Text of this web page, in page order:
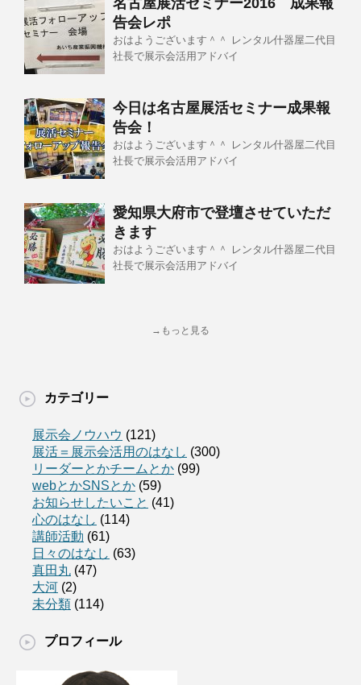
名古屋展活セミナー2016 成果報
告会レポ
おはようございます＾＾ レンタル什器屋二代目
社長で展示会活用アドバイ
今日は名古屋展活セミナー成果報
告会！
おはようございます＾＾ レンタル什器屋二代目
社長で展示会活用アドバイ
愛知県大府市で登壇させていただ
きます
おはようございます＾＾ レンタル什器屋二代目
社長で展示会活用アドバイ
→もっと見る
カテゴリー
展示会ノウハウ (121)
展活＝展示会活用のはなし (300)
リーダーとかチームとか (99)
webとかSNSとか (59)
お知らせしたいこと (41)
心のはなし (114)
講師活動 (61)
日々のはなし (63)
真田丸 (47)
大河 (2)
未分類 (114)
プロフィール